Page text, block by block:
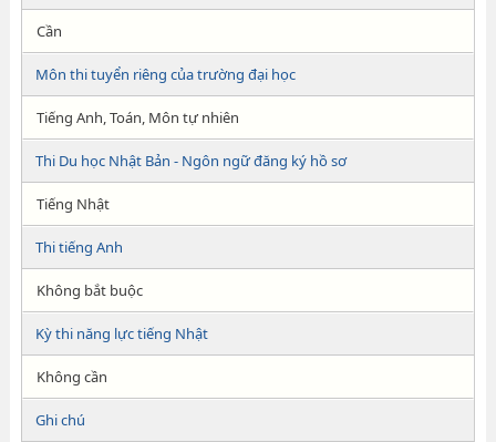
Cần
Môn thi tuyển riêng của trường đại học
Tiếng Anh, Toán, Môn tự nhiên
Thi Du học Nhật Bản - Ngôn ngữ đăng ký hồ sơ
Tiếng Nhật
Thi tiếng Anh
Không bắt buộc
Kỳ thi năng lực tiếng Nhật
Không cần
Ghi chú